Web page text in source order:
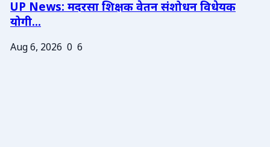
UP News: मदरसा शिक्षक वेतन संशोधन विधेयक
योगी...
Aug 6, 2026 0 6